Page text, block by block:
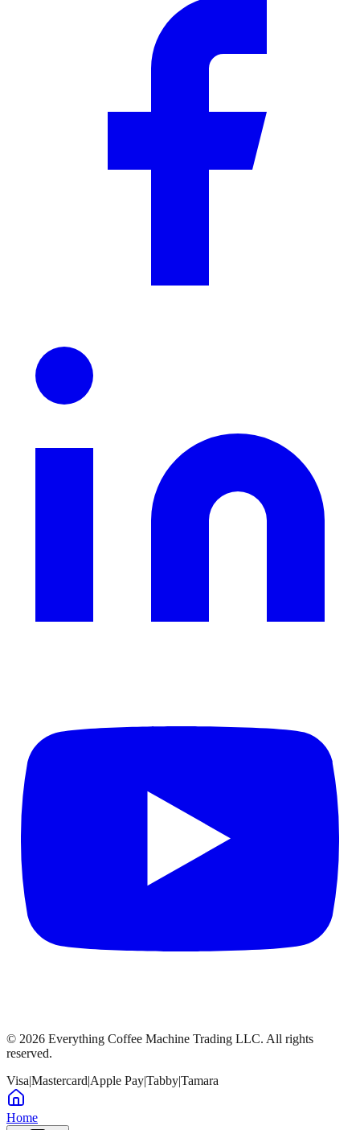
© 2026 Everything Coffee Machine Trading LLC. All rights
reserved.
Visa|Mastercard|Apple Pay|Tabby|Tamara
Home